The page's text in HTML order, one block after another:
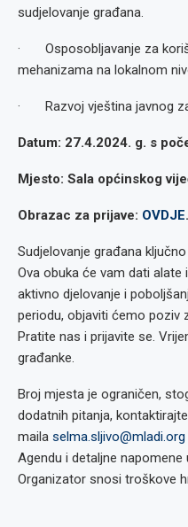
sudjelovanje građana.
· Osposobljavanje za
mehanizama na lokalnom
· Razvoj vještina javnog
Datum: 27.4.2024. g. s
Mjesto: Sala općinskog
Obrazac za prijave: OVDJE.
Sudjelovanje građana
Ova obuka će vam dati
aktivno djelovanje i
periodu, objaviti ćemo poziv
Pratite nas i prijavite se.
građanke.
Broj mjesta je ograničen,
dodatnih pitanja,
maila selma.sljivo@mladi.org
Agendu i detaljne
Organizator snosi troškove